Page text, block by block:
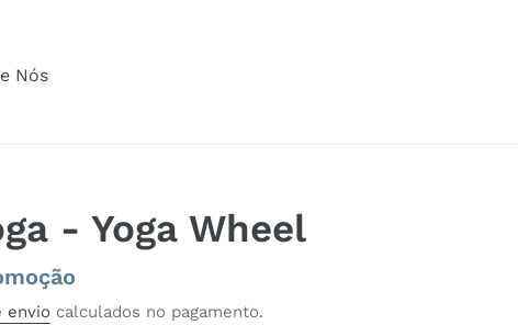
Nós
- Yoga Wheel
envio calculados no pagamento.